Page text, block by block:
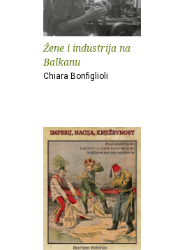
Žene i industrija na
Balkanu
Chiara Bonfiglioli